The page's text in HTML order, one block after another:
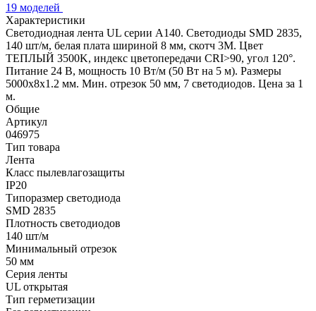
19 моделей
Характеристики
Светодиодная лента UL серии A140. Светодиоды SMD 2835,
140 шт/м, белая плата шириной 8 мм, скотч 3M. Цвет
ТЕПЛЫЙ 3500K, индекс цветопередачи CRI>90, угол 120°.
Питание 24 В, мощность 10 Вт/м (50 Вт на 5 м). Размеры
5000x8x1.2 мм. Мин. отрезок 50 мм, 7 светодиодов. Цена за 1
м.
Общие
Артикул
046975
Тип товара
Лента
Класс пылевлагозащиты
IP20
Типоразмер светодиода
SMD 2835
Плотность светодиодов
140 шт/м
Минимальный отрезок
50 мм
Серия ленты
UL открытая
Тип герметизации